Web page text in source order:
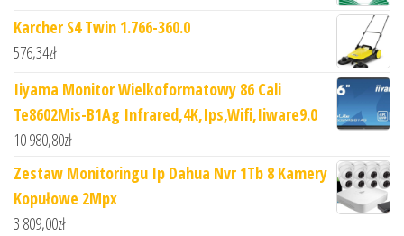
Karcher S4 Twin 1.766-360.0
576,34zł
Iiyama Monitor Wielkoformatowy 86 Cali
Te8602Mis-B1Ag Infrared,4K,Ips,Wifi,Iiware9.0
10 980,80zł
Zestaw Monitoringu Ip Dahua Nvr 1Tb 8 Kamery
Kopułowe 2Mpx
3 809,00zł